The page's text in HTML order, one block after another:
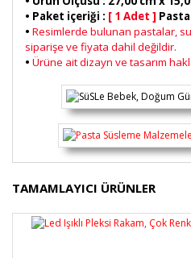
• Paket içeriği : [ 1 Adet ]
• Resimlerde bulunan pastalar,
siparişe ve fiyata dahil değildir.
• Ürüne ait dizayn ve tasarım
Bu ürünün fiyat bilgisi, resim,
diğer konularda yetersiz
formunu kullanarak
Görüş ve önerileriniz için
TAMAMLAYICI ÜRÜNLER